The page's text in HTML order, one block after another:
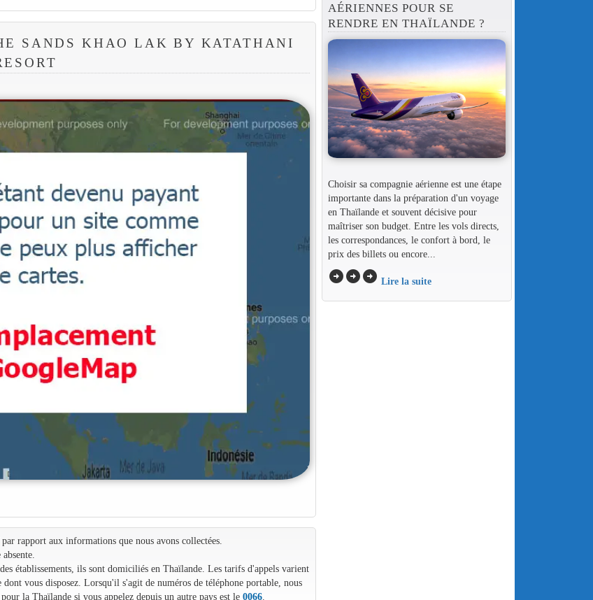
SANDS KHAO LAK BY KATATHANI
rapport aux informations que nous avons collectées.
établissements, ils sont domiciliés en Thaïlande. Les tarifs d'appels varient
vous disposez. Lorsqu'il s'agit de numéros de téléphone portable, nous
la Thaïlande si vous appelez depuis un autre pays est le 0066.
AÉRIENNES POUR SE
RENDRE EN THAÏLANDE ?
Choisir sa compagnie aérienne est une étape
importante dans la préparation d'un voyage
en Thaïlande et souvent décisive pour
maîtriser son budget. Entre les vols directs,
les correspondances, le confort à bord, le
prix des billets ou encore...
arrow_circle_rightarrow_circle_rightarrow_circle_right Lire la suite